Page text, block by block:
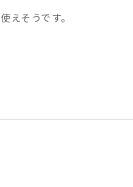
えそうです。